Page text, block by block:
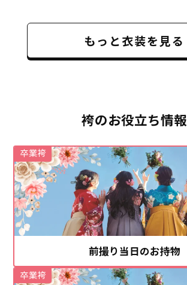
もっと衣装を見る
袴のお役立ち情報
前撮り当日のお持物
卒業袴
卒業袴